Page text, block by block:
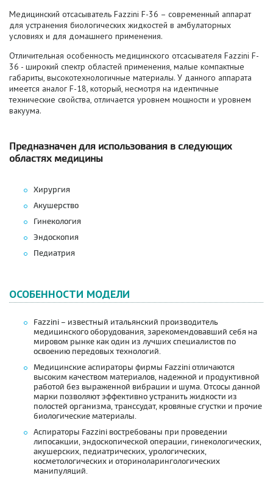
Медицинский отсасыватель Fazzini F-36 – современный аппарат
для устранения биологических жидкостей в амбулаторных
условиях и для домашнего применения.
Отличительная особенность медицинского отсасывателя Fazzini F-
36 - широкий спектр областей применения, малые компактные
габариты, высокотехнологичные материалы. У данного аппарата
имеется аналог F-18, который, несмотря на идентичные
технические свойства, отличается уровнем мощности и уровнем
вакуума.
Предназначен для использования в следующих
областях медицины
Хирургия
Акушерство
Гинекология
Эндоскопия
Педиатрия
ОСОБЕННОСТИ МОДЕЛИ
Fazzini – известный итальянский производитель
медицинского оборудования, зарекомендовавший себя на
мировом рынке как один из лучших специалистов по
освоению передовых технологий.
Медицинские аспираторы фирмы Fazzini отличаются
высоким качеством материалов, надежной и продуктивной
работой без выраженной вибрации и шума. Отсосы данной
марки позволяют эффективно устранить жидкости из
полостей организма, транссудат, кровяные сгустки и прочие
биологические материалы.
Аспираторы Fazzini востребованы при проведении
липосакции, эндоскопической операции, гинекологических,
акушерских, педиатрических, урологических,
косметологических и оториноларингологических
манипуляций.